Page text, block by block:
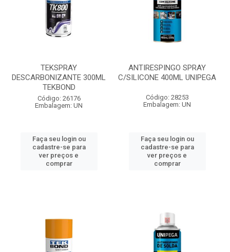
TEKSPRAY
DESCARBONIZANTE 300ML
TEKBOND
Código: 26176
Embalagem: UN
Faça seu login ou
cadastre-se para
ver preços e
comprar
ANTIRESPINGO SPRAY
C/SILICONE 400ML UNIPEGA
Código: 28253
Embalagem: UN
Faça seu login ou
cadastre-se para
ver preços e
comprar